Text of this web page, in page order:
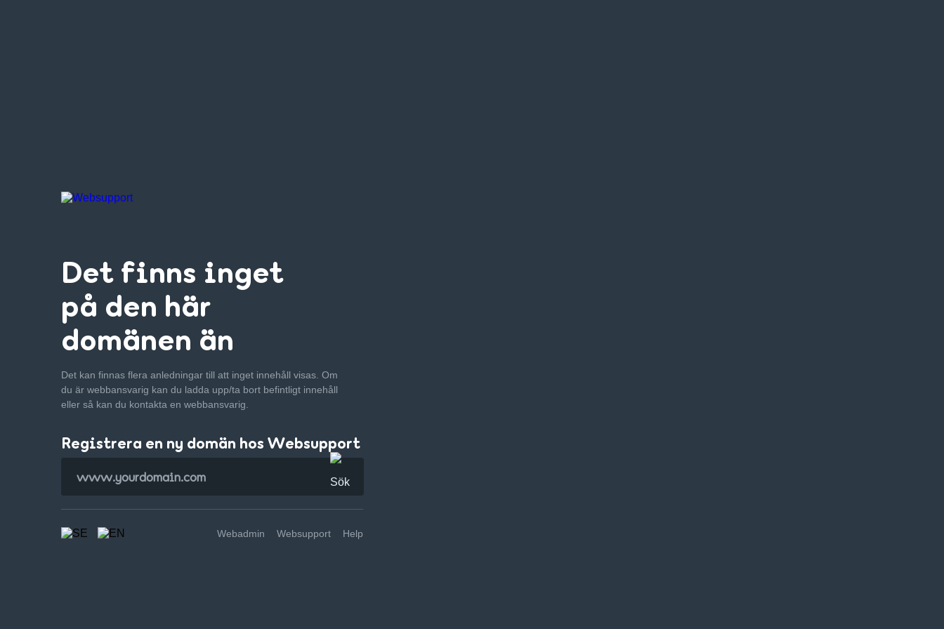
Det finns inget
på den här
domänen än
Det kan finnas flera anledningar till att inget innehåll visas. Om
du är webbansvarig kan du ladda upp/ta bort befintligt innehåll
eller så kan du kontakta en webbansvarig.
Registrera en ny domän hos Websupport
Webadmin Websupport Help